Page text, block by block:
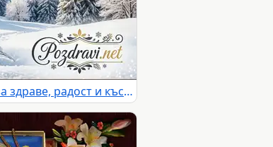
Честит Атанасовден с пожелания за здраве, радост и късмет на фона на зимна планинска идилия.